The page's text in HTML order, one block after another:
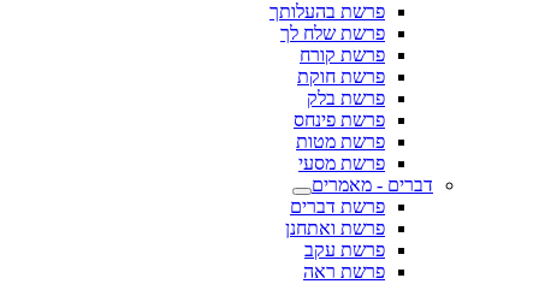
פרשת בהעלותך
פרשת שלח לך
פרשת קורח
פרשת חוקת
פרשת בלק
פרשת פינחס
פרשת מטות
פרשת מסעי
דברים - מאמרים
פרשת דברים
פרשת ואתחנן
פרשת עקב
פרשת ראה